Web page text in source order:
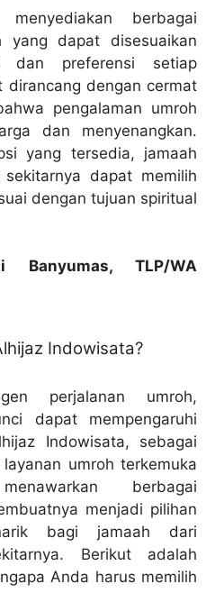
berbagai
yang dapat disesuaikan
dan preferensi setiap
dirancang dengan cermat
pengalaman umroh
dan menyenangkan.
yang tersedia, jamaah
dapat memilih
dengan tujuan spiritual
TLP/WA
Indowisata?
perjalanan umroh,
dapat mempengaruhi
Indowisata, sebagai
umroh terkemuka
berbagai
menjadi pilihan
bagi jamaah dari
Berikut adalah
Anda harus memilih